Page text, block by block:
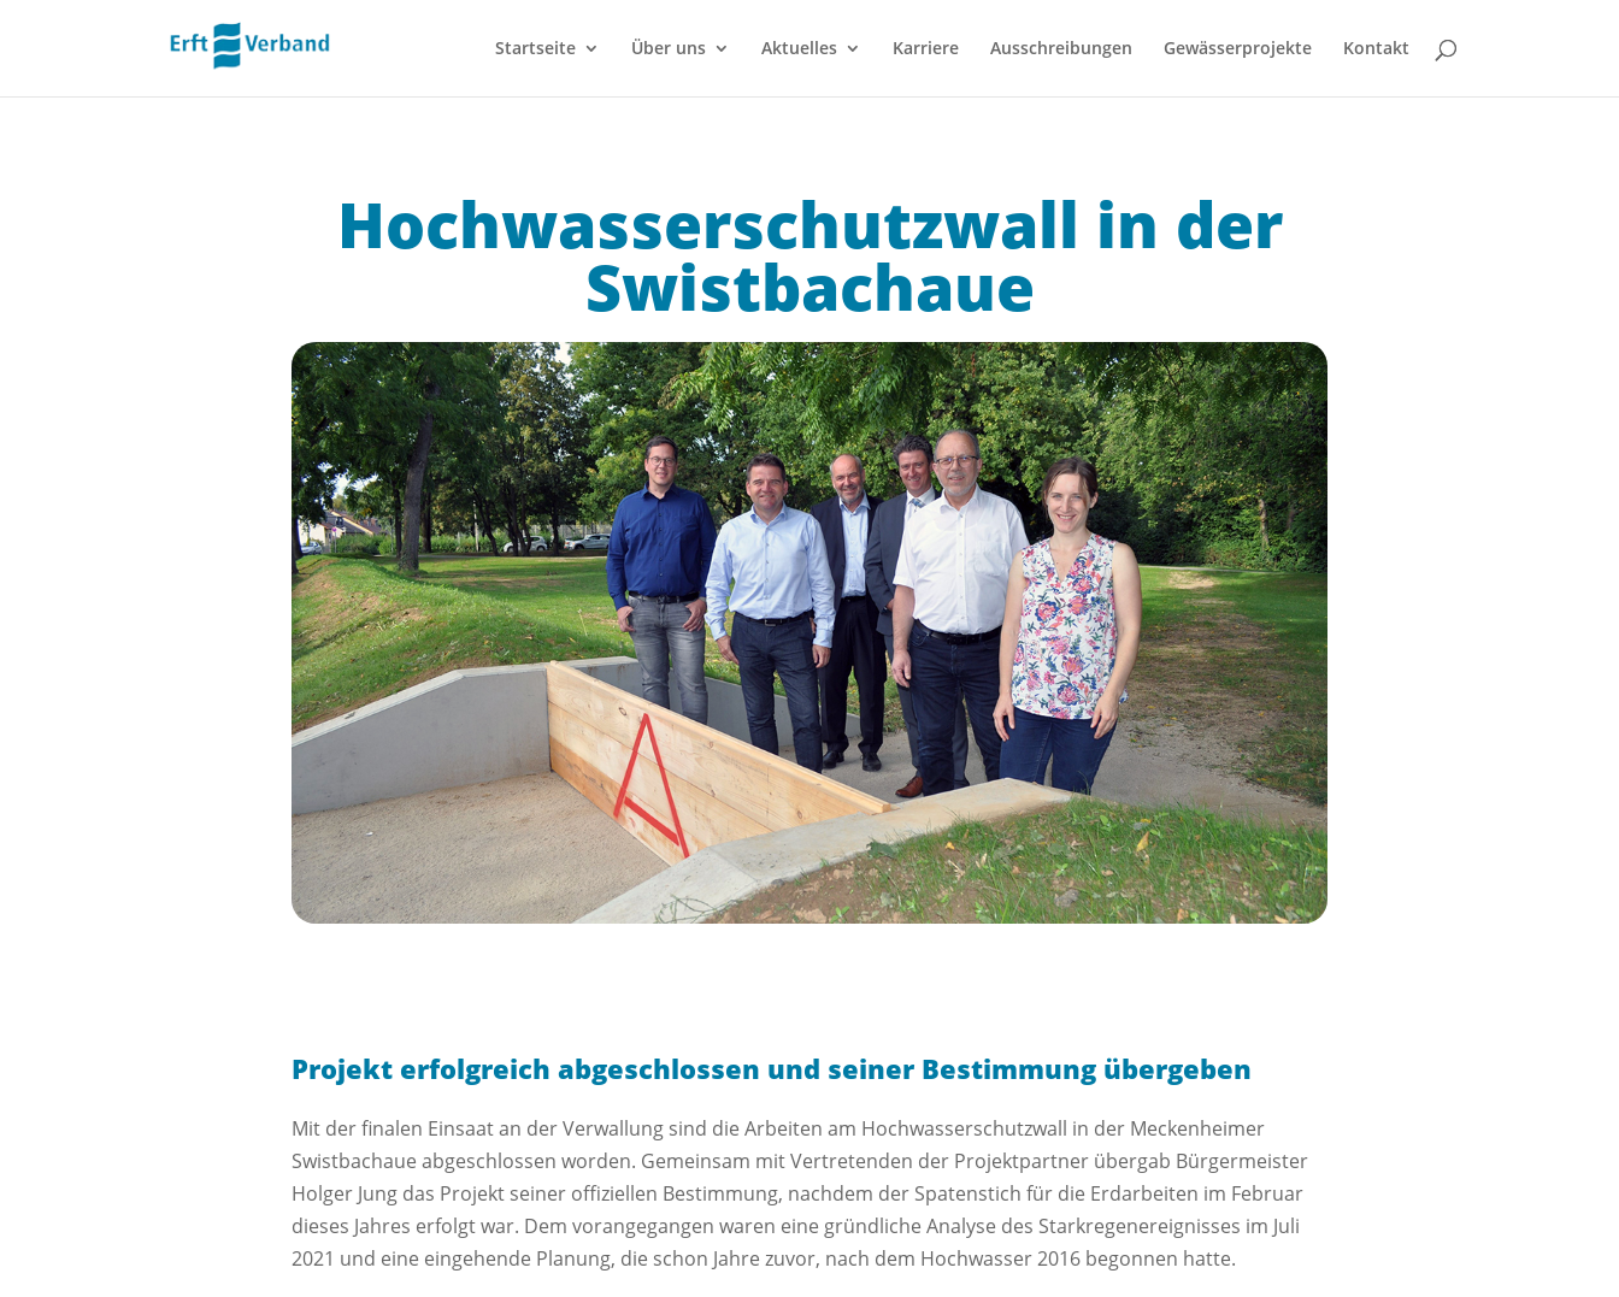
Startseite Über uns Aktuelles Karriere Ausschreibungen Gewässerprojekte Kontakt
Hochwasserschutzwall in der
Swistbachaue
Projekt erfolgreich abgeschlossen und seiner Bestimmung übergeben
Mit der finalen Einsaat an der Verwallung sind die Arbeiten am Hochwasserschutzwall in der Meckenheimer
Swistbachaue abgeschlossen worden. Gemeinsam mit Vertretenden der Projektpartner übergab Bürgermeister
Holger Jung das Projekt seiner offiziellen Bestimmung, nachdem der Spatenstich für die Erdarbeiten im Februar
dieses Jahres erfolgt war. Dem vorangegangen waren eine gründliche Analyse des Starkregenereignisses im Juli
2021 und eine eingehende Planung, die schon Jahre zuvor, nach dem Hochwasser 2016 begonnen hatte.